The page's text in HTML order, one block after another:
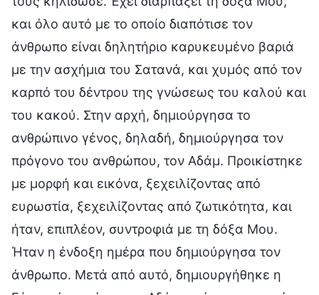
και όλο αυτό με το οποίο διαπότισε τον
άνθρωπο είναι δηλητήριο καρυκευμένο βαριά
με την ασχήμια του Σατανά, και χυμός από τον
καρπό του δέντρου της γνώσεως του καλού και
του κακού. Στην αρχή, δημιούργησα το
ανθρώπινο γένος, δηλαδή, δημιούργησα τον
πρόγονο του ανθρώπου, τον Αδάμ. Προικίστηκε
με μορφή και εικόνα, ξεχειλίζοντας από
ευρωστία, ξεχειλίζοντας από ζωτικότητα, και
ήταν, επιπλέον, συντροφιά με τη δόξα Μου.
Ήταν η ένδοξη ημέρα που δημιούργησα τον
άνθρωπο. Μετά από αυτό, δημιουργήθηκε η